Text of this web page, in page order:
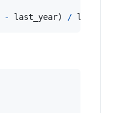
- last_year) /